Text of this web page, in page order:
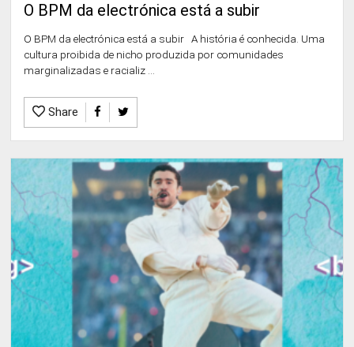
O BPM da electrónica está a subir
O BPM da electrónica está a subir A história é conhecida. Uma
cultura proibida de nicho produzida por comunidades
marginalizadas e racializ ...
Share